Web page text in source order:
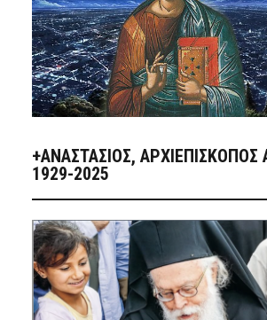
+ΑΝΑΣΤΆΣΙΟΣ, ΑΡΧΙΕΠΊΣΚΟΠΟΣ
1929-2025